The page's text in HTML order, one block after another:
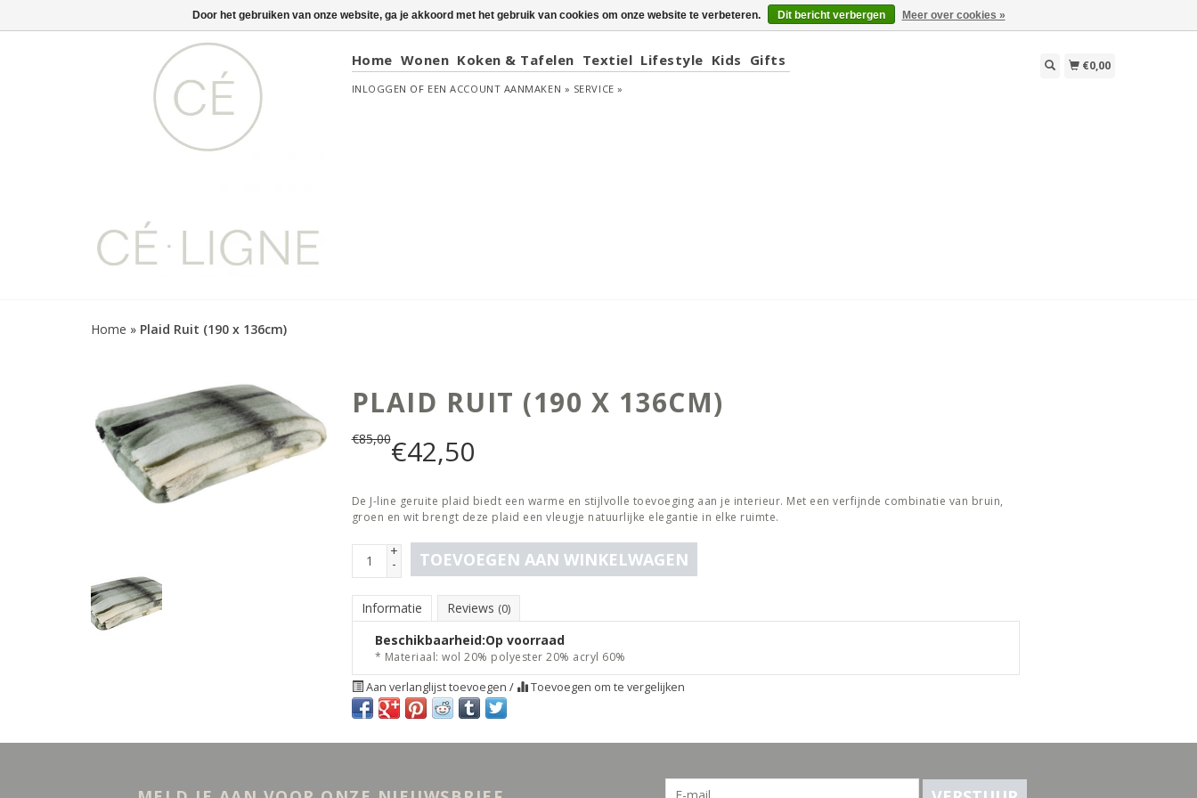
Home Wonen Koken & Tafelen Textiel Lifestyle Kids Gifts
INLOGGEN OF EEN ACCOUNT AANMAKEN » SERVICE »
€0,00
Home » Plaid Ruit (190 x 136cm)
PLAID RUIT (190 X 136CM)
€85,00€42,50
De J-line geruite plaid biedt een warme en stijlvolle toevoeging aan je interieur. Met een verfijnde combinatie van bruin,
groen en wit brengt deze plaid een vleugje natuurlijke elegantie in elke ruimte.
+
- TOEVOEGEN AAN WINKELWAGEN
Informatie Reviews (0)
Beschikbaarheid:Op voorraad
* Materiaal: wol 20% polyester 20% acryl 60%
Aan verlanglijst toevoegen / Toevoegen om te vergelijken
Door het gebruiken van onze website, ga je akkoord met het gebruik van cookies om onze website te verbeteren. Dit bericht verbergen Meer over cookies »